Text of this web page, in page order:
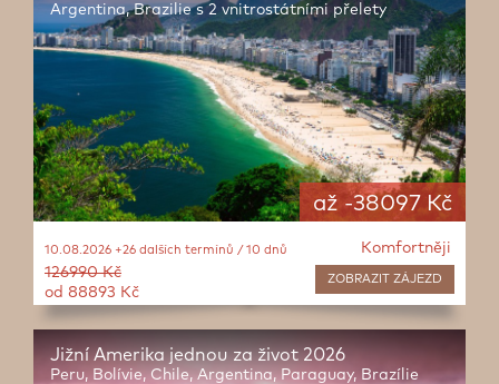
až -38097 Kč
Argentina, Brazilie s 2 vnitrostátními přelety
Komfortněji
ZOBRAZIT ZÁJEZD
10.08.2026 +26 dalších termínů / 10 dnů
126990 Kč
od 88893 Kč
Jižní Amerika jednou za život 2026
Peru, Bolívie, Chile, Argentina, Paraguay, Brazílie